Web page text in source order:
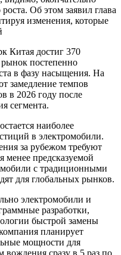
Об этом заявил глава
изменения, которые
Китая достиг 370
постепенно
в фазу насыщения. На
замедление темпов
в 2026 году после
сегмента.
наиболее
в электромобили.
за рубежом требуют
предсказуемой
с традиционными
для глобальных рынков.
электромобили и
разработки,
быстрой замены
планирует
мощности для
вождения сразу в 5 раз по